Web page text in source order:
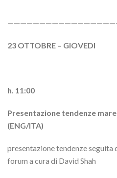
23 OTTOBRE – GIOVEDI
h. 11:00
Presentazione tendenze
(ENG/ITA)
presentazione tendenze
forum a cura di David Shah